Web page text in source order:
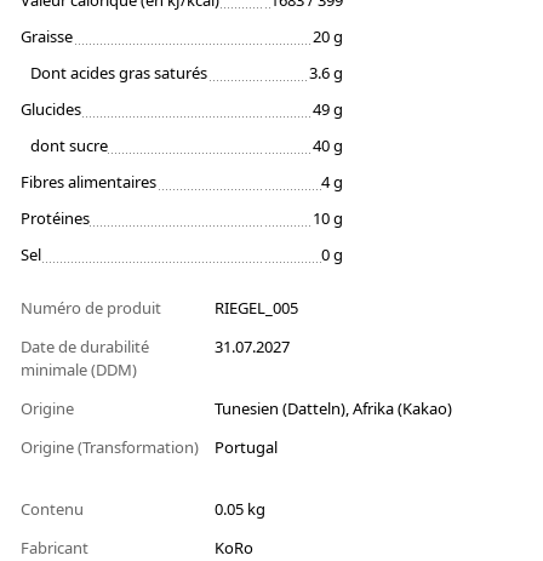
Graisse
20 g
Dont acides gras saturés
3.6 g
Glucides
49 g
dont sucre
40 g
Fibres alimentaires
4 g
Protéines
10 g
Sel
0 g
Numéro de produit
RIEGEL_005
Date de durabilité
minimale (DDM)
31.07.2027
Origine
Tunesien (Datteln), Afrika (Kakao)
Origine (Transformation)
Portugal
Contenu
0.05 kg
Fabricant
KoRo